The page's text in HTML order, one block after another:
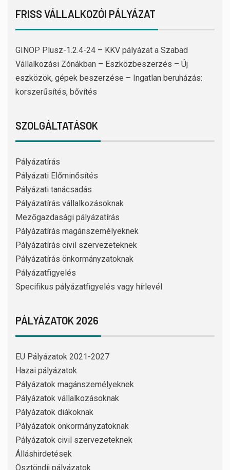
FRISS VÁLLALKOZÓI PÁLYÁZAT
GINOP Plusz-1.2.4-24 – KKV pályázat a Szabad
Vállalkozási Zónákban – Eszközbeszerzés – Új
eszközök, gépek beszerzése – Ingatlan beruházás:
korszerűsítés, bővítés
SZOLGÁLTATÁSOK
Pályázatírás
Pályázati Előminősítés
Pályázati tanácsadás
Pályázatírás vállalkozásoknak
Mezőgazdasági pályázatírás
Pályázatírás magánszemélyeknek
Pályázatírás civil szervezeteknek
Pályázatírás önkormányzatoknak
Pályázatfigyelés
Specifikus pályázatfigyelés vagy hírlevél
PÁLYÁZATOK 2026
EU Pályázatok 2021-2027
Hazai pályázatok
Pályázatok magánszemélyeknek
Pályázatok vállalkozásoknak
Pályázatok diákoknak
Pályázatok önkormányzatoknak
Pályázatok civil szervezeteknek
Álláshirdetések
Ösztöndíj pályázatok